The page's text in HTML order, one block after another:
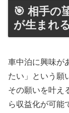
🎯 相手の
が生まれる
車中泊に興味が
たい」という願
その願いを叶え
ら収益化が可能